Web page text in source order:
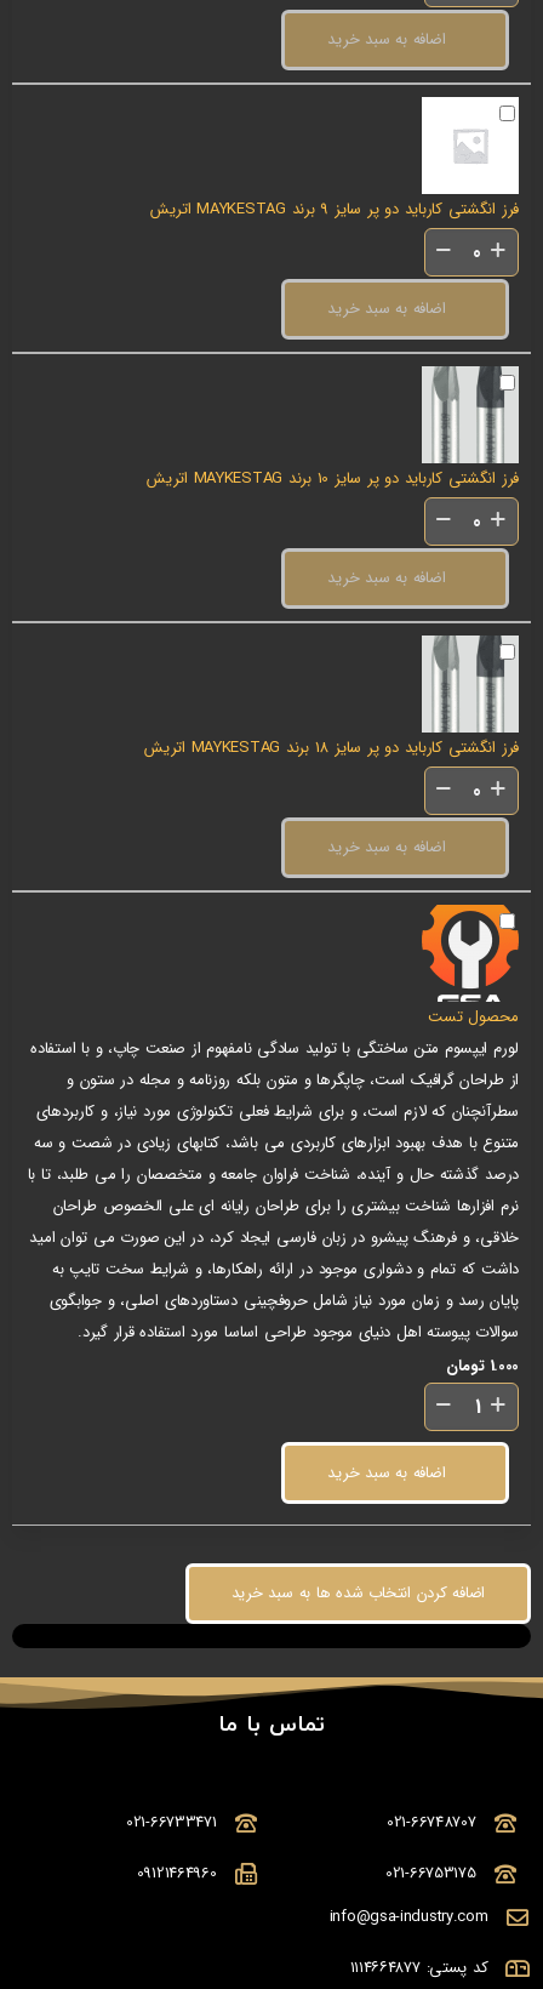
اضافه به سبد خرید
فرز انگشتی کارباید دو پر سایز 9 برند MAYKESTAG اتریش
اضافه به سبد خرید
فرز انگشتی کارباید دو پر سایز 10 برند MAYKESTAG اتریش
اضافه به سبد خرید
فرز انگشتی کارباید دو پر سایز 18 برند MAYKESTAG اتریش
اضافه به سبد خرید
محصول تست
لورم ایپسوم متن ساختگی با تولید سادگی نامفهوم از صنعت چاپ، و با استفاده
از طراحان گرافیک است، چاپگرها و متون بلکه روزنامه و مجله در ستون و
سطرآنچنان که لازم است، و برای شرایط فعلی تکنولوژی مورد نیاز، و کاربردهای
متنوع با هدف بهبود ابزارهای کاربردی می باشد، کتابهای زیادی در شصت و سه
درصد گذشته حال و آینده، شناخت فراوان جامعه و متخصصان را می طلبد، تا با
نرم افزارها شناخت بیشتری را برای طراحان رایانه ای علی الخصوص طراحان
خلاقی، و فرهنگ پیشرو در زبان فارسی ایجاد کرد، در این صورت می توان امید
داشت که تمام و دشواری موجود در ارائه راهکارها، و شرایط سخت تایپ به
پایان رسد و زمان مورد نیاز شامل حروفچینی دستاوردهای اصلی، و جوابگوی
سوالات پیوسته اهل دنیای موجود طراحی اساسا مورد استفاده قرار گیرد.
1.000 تومان
اضافه به سبد خرید
اضافه کردن انتخاب شده ها به سبد خرید
تماس با ما
021-66748707
021-66753175
021-66733471
09121464960
info@gsa-industry.com
کد پستی: ۱۱۱۴۶۶۴۸۷۷